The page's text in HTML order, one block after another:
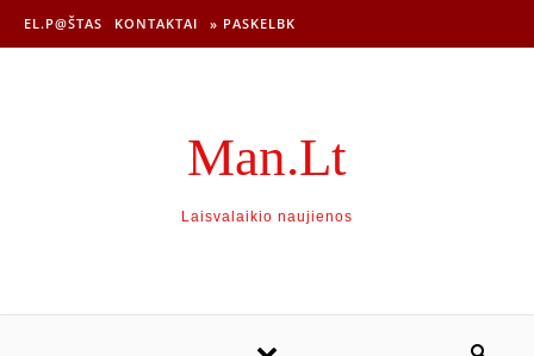
EL.P@ŠTAS KONTAKTAI » PASKELBK
Man.Lt
Laisvalaikio naujienos